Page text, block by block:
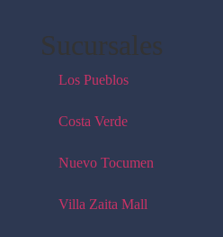
Sucursales
Los Pueblos
Costa Verde
Nuevo Tocumen
Villa Zaita Mall